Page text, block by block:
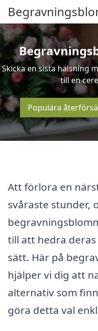
Skicka en sista hälsning
till en
Populära
Att förlora en
svåraste stunder,
till att hedra
sätt. Här på
hjälper vi dig att
alternativ som
göra detta val